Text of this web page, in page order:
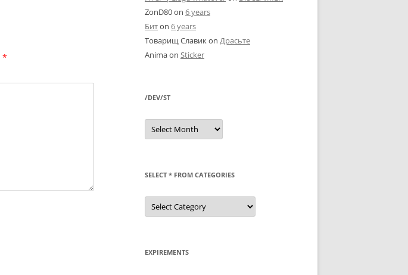
*
ZonD80on 6 years
Битon 6 years
Товарищ Славикon Драсьте
Animaon Sticker
/DEV/ST
/dev/st
SELECT * FROM CATEGORIES
SELECT
FROM
EXPIREMENTS